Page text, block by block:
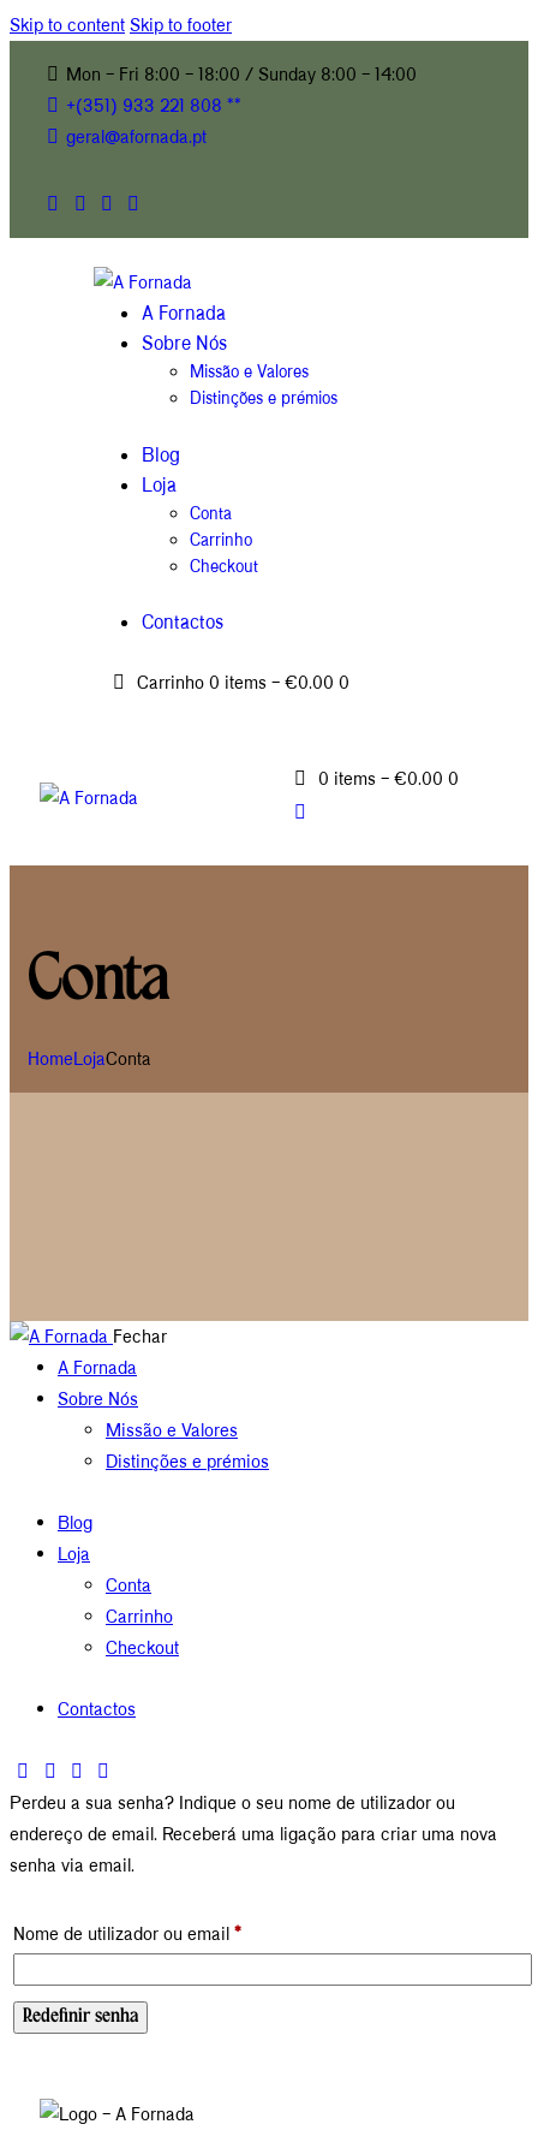
Skip to content Skip to footer
Mon - Fri 8:00 - 18:00 / Sunday 8:00 - 14:00
+(351) 933 221 808 **
geral@afornada.pt
A Fornada
Sobre Nós
Missão e Valores
Distinções e prémios
Blog
Loja
Conta
Carrinho
Checkout
Contactos
Carrinho 0 items -€0.00 0
0 items -€0.00 0
Conta
HomeLojaConta
Fechar
A Fornada
Sobre Nós
Missão e Valores
Distinções e prémios
Blog
Loja
Conta
Carrinho
Checkout
Contactos
Perdeu a sua senha? Indique o seu nome de utilizador ou
endereço de email. Receberá uma ligação para criar uma nova
senha via email.
Nome de utilizador ou email *
Redefinir senha